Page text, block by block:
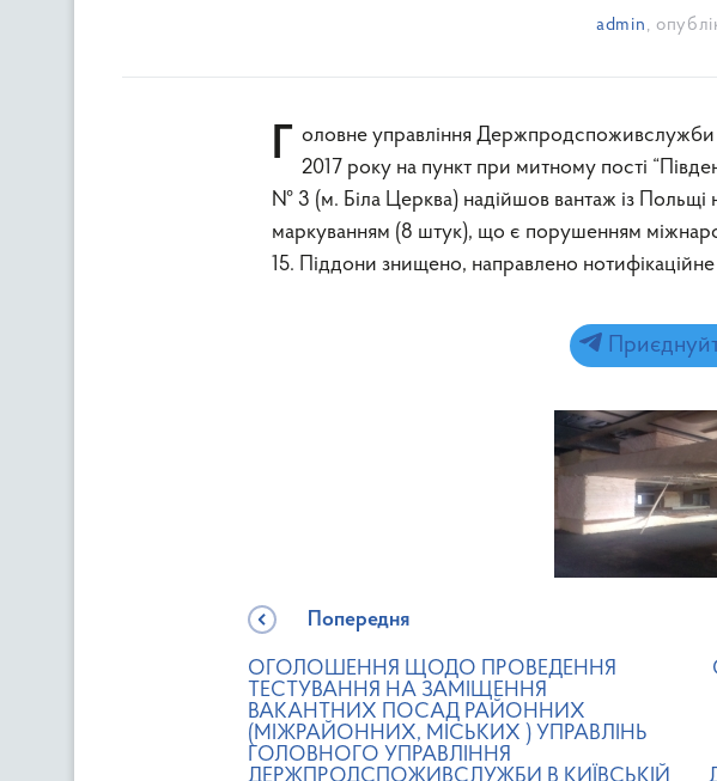
admin ,
Головне управління Держпродспоживслужби в Київській області інформує, що 12 травня
2017 року на пункт при митному пості
№ 3 (м. Біла Церква) надійшов вантаж із Польщі
маркуванням (8 штук), що є порушенням
15. Піддони знищено, направлено
Попередня
ОГОЛОШЕННЯ ЩОДО ПРОВЕДЕННЯ
ТЕСТУВАННЯ НА ЗАМІЩЕННЯ
ВАКАНТНИХ ПОСАД РАЙОННИХ
(МІЖРАЙОННИХ, МІСЬКИХ ) УПРАВЛІНЬ
ГОЛОВНОГО УПРАВЛІННЯ